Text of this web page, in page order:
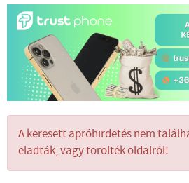
A keresett apróhirdetés nem
eladták, vagy törölték oldalról!